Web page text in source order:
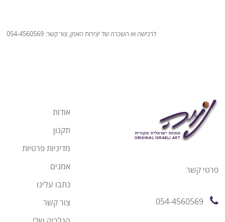
לרכישה או השכרה של יצירות האמן, צור קשר: 054-4560569
פרטי קשר
054-4560569
אודות
תקנון
מדיניות פרטיות
אמנים
כתבו עלינו
צור קשר